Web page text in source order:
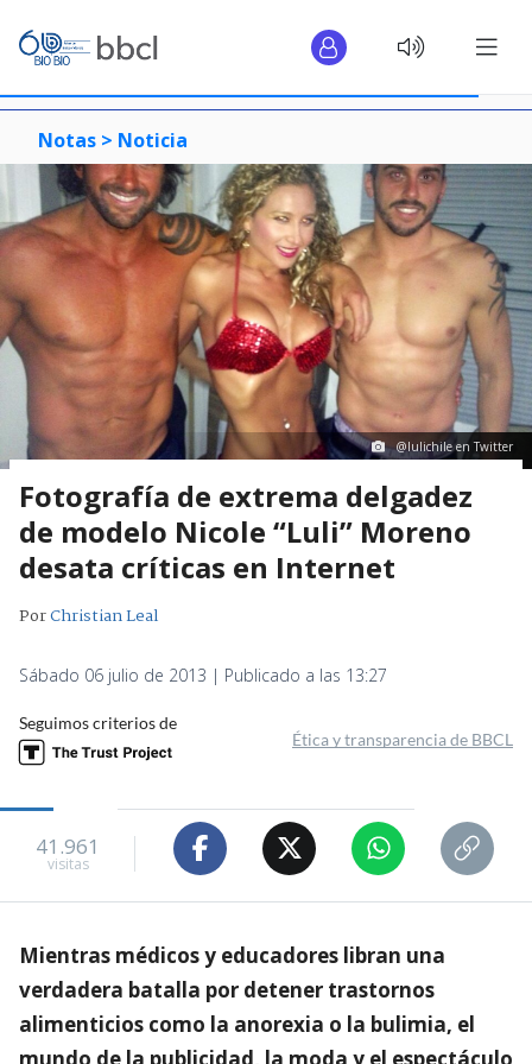
Notas > Noticia
@lulichile en Twitter
Fotografía de extrema delgadez
de modelo Nicole “Luli” Moreno
desata críticas en Internet
PorChristian Leal
Sábado 06 julio de 2013 | Publicado a las 13:27
Seguimos criterios de
Ética y transparencia de BBCL
41.961
visitas
Mientras médicos y educadores libran una
verdadera batalla por detener trastornos
alimenticios como la anorexia o la bulimia, el
mundo de la publicidad, la moda y el espectáculo